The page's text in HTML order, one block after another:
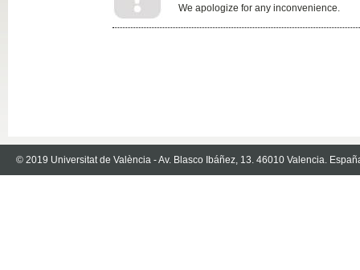
We apologize for any inconvenience.
© 2019 Universitat de València - Av. Blasco Ibáñez, 13. 46010 Valencia.